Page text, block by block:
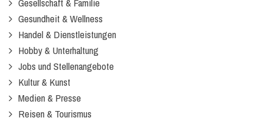
Gesundheit & Wellness
Handel & Dienstleistungen
Hobby & Unterhaltung
Jobs und Stellenangebote
Kultur & Kunst
Medien & Presse
Reisen & Tourismus